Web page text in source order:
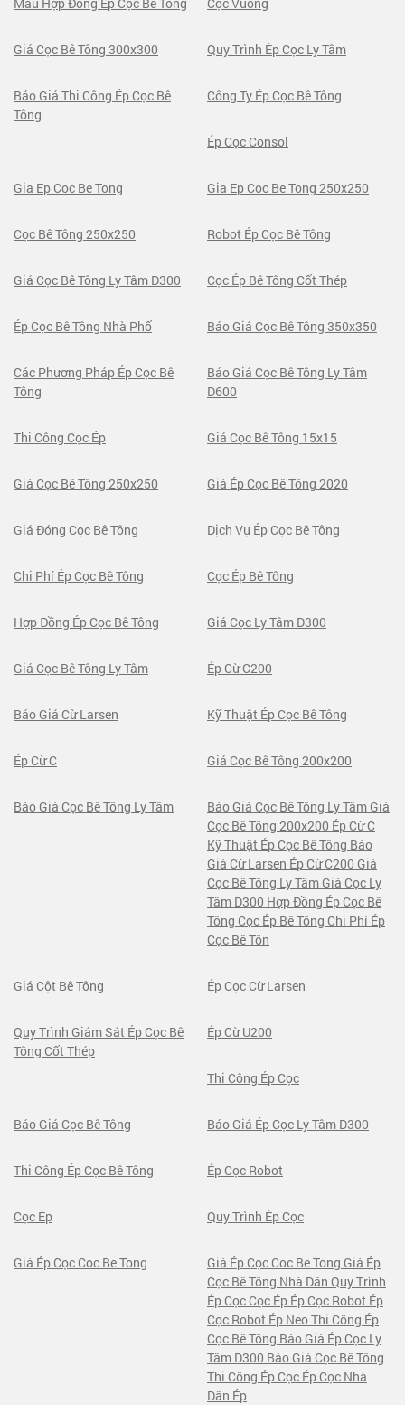
Giá Cọc Bê Tông 300x300 Quy Trình Ép Cọc Ly Tâm
Báo Giá Thi Công Ép Cọc Bê
Tông
Công Ty Ép Cọc Bê Tông
Ép Cọc Consol
Gia Ep Coc Be Tong Gia Ep Coc Be Tong 250x250
Cọc Bê Tông 250x250 Robot Ép Cọc Bê Tông
Giá Cọc Bê Tông Ly Tâm D300 Cọc Ép Bê Tông Cốt Thép
Ép Cọc Bê Tông Nhà Phố Báo Giá Cọc Bê Tông 350x350
Các Phương Pháp Ép Cọc Bê
Tông
Báo Giá Cọc Bê Tông Ly Tâm
D600
Thi Công Cọc Ép Giá Cọc Bê Tông 15x15
Giá Cọc Bê Tông 250x250 Giá Ép Cọc Bê Tông 2020
Giá Đóng Cọc Bê Tông Dịch Vụ Ép Cọc Bê Tông
Chi Phí Ép Cọc Bê Tông Cọc Ép Bê Tông
Hợp Đồng Ép Cọc Bê Tông Giá Cọc Ly Tâm D300
Giá Cọc Bê Tông Ly Tâm Ép Cừ C200
Báo Giá Cừ Larsen Kỹ Thuật Ép Cọc Bê Tông
Ép Cừ C Giá Cọc Bê Tông 200x200
Báo Giá Cọc Bê Tông Ly Tâm
Báo Giá Cọc Bê Tông Ly Tâm Giá
Cọc Bê Tông 200x200 Ép Cừ C
Kỹ Thuật Ép Cọc Bê Tông Báo
Giá Cừ Larsen Ép Cừ C200 Giá
Cọc Bê Tông Ly Tâm Giá Cọc Ly
Tâm D300 Hợp Đồng Ép Cọc Bê
Tông Cọc Ép Bê Tông Chi Phí Ép
Cọc Bê Tôn
Giá Cột Bê Tông Ép Cọc Cừ Larsen
Quy Trình Giám Sát Ép Cọc Bê
Tông Cốt Thép
Ép Cừ U200
Thi Công Ép Cọc
Báo Giá Cọc Bê Tông Báo Giá Ép Cọc Ly Tâm D300
Thi Công Ép Cọc Bê Tông Ép Cọc Robot
Cọc Ép Quy Trình Ép Cọc
Giá Ép Cọc Coc Be Tong
Giá Ép Cọc Coc Be Tong Giá Ép
Cọc Bê Tông Nhà Dân Quy Trình
Ép Cọc Cọc Ép Ép Cọc Robot Ép
Cọc Robot Ép Neo Thi Công Ép
Cọc Bê Tông Báo Giá Ép Cọc Ly
Tâm D300 Báo Giá Cọc Bê Tông
Thi Công Ép Cọc Ép Cọc Nhà
Dân Ép